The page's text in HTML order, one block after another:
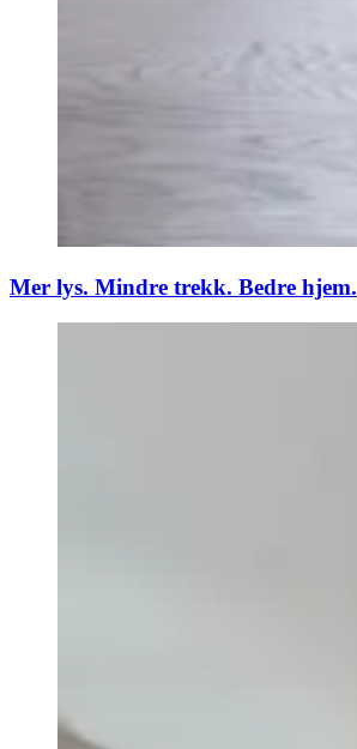
Mer lys. Mindre trekk. Bedre hjem.